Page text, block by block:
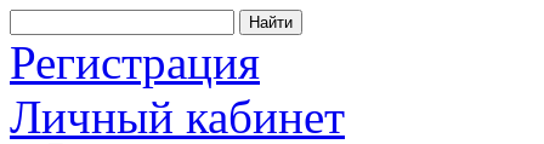
Регистрация
Личный кабинет